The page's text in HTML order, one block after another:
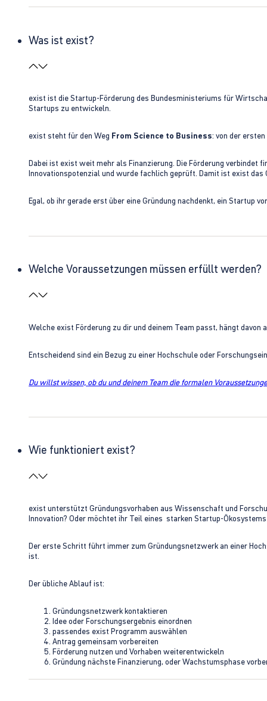
Was ist exist?
exist ist die Startup-Förderung des Bundesministeriums für
Startups zu entwickeln.
exist steht für den Weg From Science to Business: von der
Dabei ist exist weit mehr als Finanzierung. Die Förderung verbindet
Innovationspotenzial und wurde fachlich geprüft. Damit ist exist
Egal, ob ihr gerade erst über eine Gründung nachdenkt, ein Startup
Welche Voraussetzungen müssen erfüllt werden?
Welche exist Förderung zu dir und deinem Team passt, hängt
Entscheidend sind ein Bezug zu einer Hochschule oder
Du willst wissen, ob du und deinem Team die formalen
Wie funktioniert exist?
exist unterstützt Gründungsvorhaben aus Wissenschaft und
Innovation? Oder möchtet ihr Teil eines starken Startup-
Der erste Schritt führt immer zum Gründungsnetzwerk an einer
ist.
Der übliche Ablauf ist:
Gründungsnetzwerk kontaktieren
Idee oder Forschungsergebnis einordnen
passendes exist Programm auswählen
Antrag gemeinsam vorbereiten
Förderung nutzen und Vorhaben weiterentwickeln
Gründung nächste Finanzierung, oder Wachstumsphase